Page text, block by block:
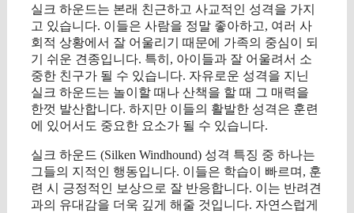
실크 하운드는 본래 친근하고 사교적인 성격을 가지
고 있습니다. 이들은 사람을 정말 좋아하고, 여러 사
회적 상황에서 잘 어울리기 때문에 가족의 중심이 되
기 쉬운 견종입니다. 특히, 아이들과 잘 어울려서 소
중한 친구가 될 수 있습니다. 자유로운 성격을 지닌
실크 하운드는 놀이할 때나 산책을 할 때 그 매력을
한껏 발산합니다. 하지만 이들의 활발한 성격은 훈련
에 있어서도 중요한 요소가 될 수 있습니다.
실크 하운드 (Silken Windhound) 성격 특징 중 하나는
그들의 지적인 행동입니다. 이들은 학습이 빠르며, 훈
련 시 긍정적인 보상으로 잘 반응합니다. 이는 반려견
과의 유대감을 더욱 깊게 해줄 것입니다. 자연스럽게